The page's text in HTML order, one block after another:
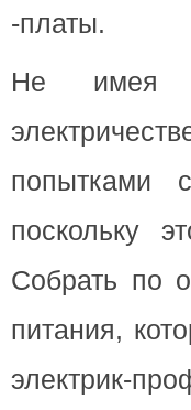
-платы.
Не имея
попытками
поскольку
Собрать по
питания,
электрик-